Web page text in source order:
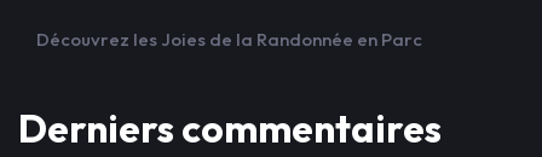
Découvrez les Joies de la Randonnée en Parc
Derniers commentaires